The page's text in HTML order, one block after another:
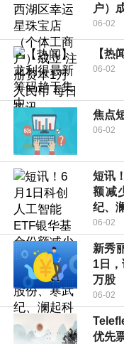
户）
06-02
【热
06-02
焦点
06-02
短讯
额减
纪、
06-02
新秀
1日
万股
06-02
优先